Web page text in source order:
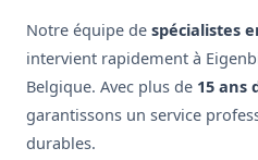
Notre équipe de spécialistes
intervient rapidement à
Belgique. Avec plus de 15 ans
garantissons un service
durables.